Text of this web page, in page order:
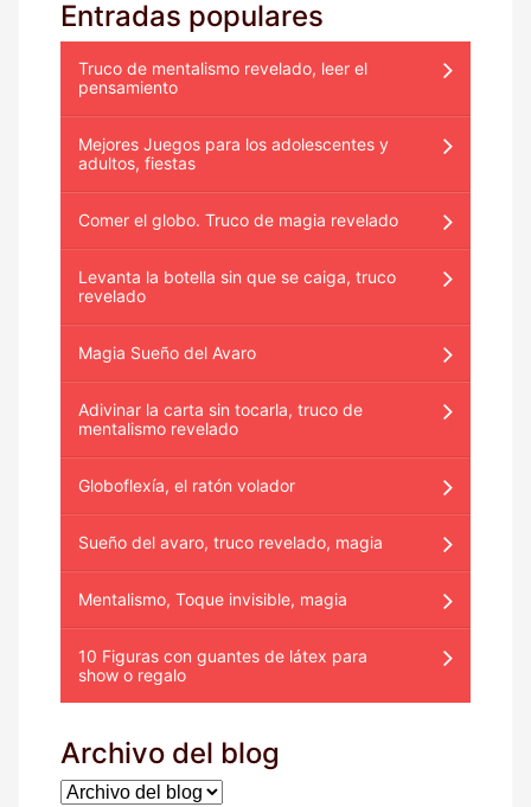
Entradas populares
Truco de mentalismo revelado, leer el
pensamiento
Mejores Juegos para los adolescentes y
adultos, fiestas
Comer el globo. Truco de magia revelado
Levanta la botella sin que se caiga, truco
revelado
Magia Sueño del Avaro
Adivinar la carta sin tocarla, truco de
mentalismo revelado
Globoflexía, el ratón volador
Sueño del avaro, truco revelado, magia
Mentalismo, Toque invisible, magia
10 Figuras con guantes de látex para
show o regalo
Archivo del blog